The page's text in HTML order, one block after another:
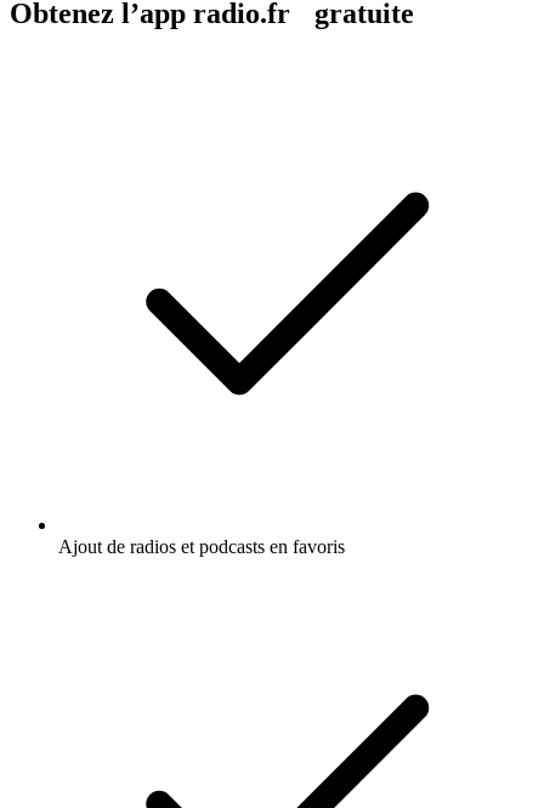
Obtenez l’app radio.fr gratuite
Ajout de radios et podcasts en favoris